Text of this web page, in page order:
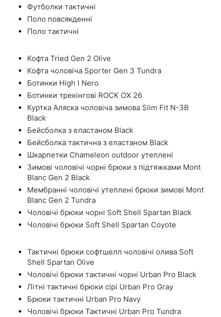
Футболки тактичні
Поло повсякденні
Поло тактичні
Кофта Tried Gen 2 Olive
Кофта чоловіча Sporter Gen 3 Tundra
Ботинки High I Nero
Ботинки трекінгові ROCK OX 26
Куртка Аляска чоловіча зимова Slim Fit N-3B
Black
Бейсболка з еластаном Black
Бейсболка тактична з еластаном Black
Шкарпетки Chameleon outdoor утеплені
Зимові чоловічі чорні брюки з підтяжками Mont
Blanc Gen 2 Black
Мембранні чоловічі утеплені брюки зимові Mont
Blanc Gen 2 Tundra
Чоловічі брюки чорні Soft Shell Spartan Black
Чоловічі брюки Soft Shell Spartan Coyote
Тактичні брюки софтшелл чоловічі олива Soft
Shell Spartan Olive
Чоловічі брюки тактичні чорні Urban Pro Black
Літні тактичні брюки сірі Urban Pro Gray
Брюки тактичні Urban Pro Navy
Чоловічі брюки Тактичні Urban Pro Tundra